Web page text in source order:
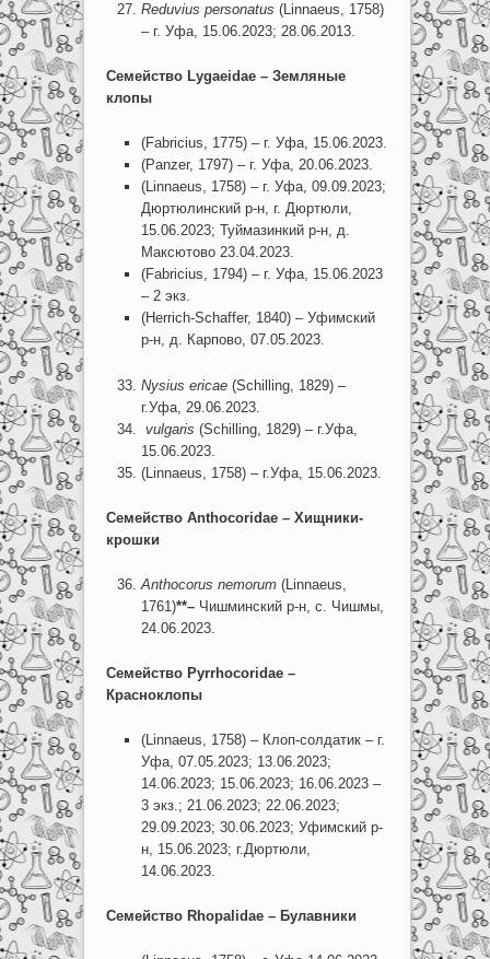
Reduvius personatus (Linnaeus, 1758)
– г. Уфа, 15.06.2023; 28.06.2013.
Семейство Lygaeidae– Земляные
клопы
(Fabricius, 1775) – г. Уфа, 15.06.2023.
(Panzer, 1797) – г. Уфа, 20.06.2023.
(Linnaeus, 1758) – г. Уфа, 09.09.2023;
Дюртюлинский р-н, г. Дюртюли,
15.06.2023; Туймазинкий р-н, д.
Максютово 23.04.2023.
(Fabricius, 1794) – г. Уфа, 15.06.2023
– 2 экз.
(Herrich-Schaffer, 1840) – Уфимский
р-н, д. Карпово, 07.05.2023.
Nysius ericae(Schilling, 1829) –
г.Уфа, 29.06.2023.
vulgaris (Schilling, 1829) – г.Уфа,
15.06.2023.
(Linnaeus, 1758) – г.Уфа, 15.06.2023.
СемействоAnthocoridae– Хищники-
крошки
Anthocorus nemorum (Linnaeus,
1761)**– Чишминский р-н, с. Чишмы,
24.06.2023.
СемействоPyrrhocoridae –
Красноклопы
(Linnaeus, 1758) – Клоп-солдатик – г.
Уфа, 07.05.2023; 13.06.2023;
14.06.2023; 15.06.2023; 16.06.2023 –
3 экз.; 21.06.2023; 22.06.2023;
29.09.2023; 30.06.2023; Уфимский р-
н, 15.06.2023; г.Дюртюли,
14.06.2023.
СемействоRhopalidae– Булавники